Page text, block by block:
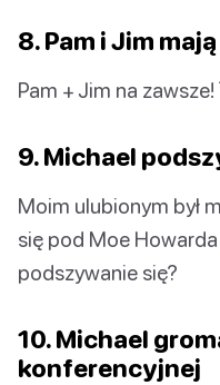
8. Pam i Jim
Pam + Jim na zawsze!
9. Michael
Moim ulubionym był
się pod Moe
podszywanie się?
10. Michael
konferencyjnej